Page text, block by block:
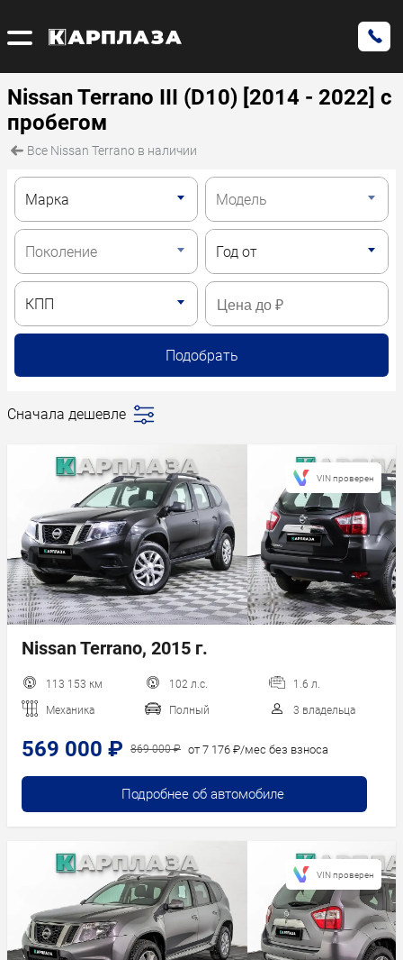
Nissan Terrano III (D10) [2014 - 2022] с
пробегом
Все Nissan Terrano в наличии
Сначала дешевле
Сначала дешевле
Сначала дороже
Пробег
Год новее
Год старше
Nissan Terrano, 2015 г.
113 153 км 102 л.с. 1.6 л.
Механика Полный 3 владельца
569 000 ₽ 869 000 ₽ от 7 176 ₽/мес без взноса
Подробнее об автомобиле
VIN проверен
VIN проверен
Подобрать